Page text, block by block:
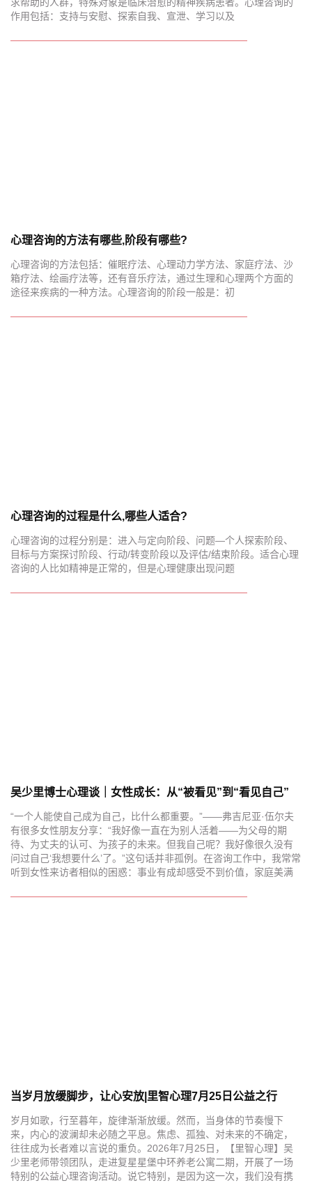
作用包括：支持与安慰、探索自我、宣泄、学习以及
心理咨询的方法有哪些,阶段有哪些?
心理咨询的方法包括：催眠疗法、心理动力学方法、家庭疗法、沙
箱疗法、绘画疗法等，还有音乐疗法，通过生理和心理两个方面的
途径来疾病的一种方法。心理咨询的阶段一般是：初
心理咨询的过程是什么,哪些人适合?
心理咨询的过程分别是：进入与定向阶段、问题—个人探索阶段、
目标与方案探讨阶段、行动/转变阶段以及评估/结束阶段。适合心理
咨询的人比如精神是正常的，但是心理健康出现问题
吴少里博士心理谈｜女性成长：从“被看见”到“看见自己”
“一个人能使自己成为自己，比什么都重要。”——弗吉尼亚·伍尔夫
有很多女性朋友分享：“我好像一直在为别人活着——为父母的期
待、为丈夫的认可、为孩子的未来。但我自己呢？我好像很久没有
问过自己‘我想要什么’了。”这句话并非孤例。在咨询工作中，我常常
听到女性来访者相似的困惑：事业有成却感受不到价值，家庭美满
当岁月放缓脚步，让心安放|里智心理7月25日公益之行
岁月如歌，行至暮年，旋律渐渐放缓。然而，当身体的节奏慢下
来，内心的波澜却未必随之平息。焦虑、孤独、对未来的不确定，
往往成为长者难以言说的重负。2026年7月25日，【里智心理】吴
少里老师带领团队，走进复星星堡中环养老公寓二期，开展了一场
特别的公益心理咨询活动。说它特别，是因为这一次，我们没有携